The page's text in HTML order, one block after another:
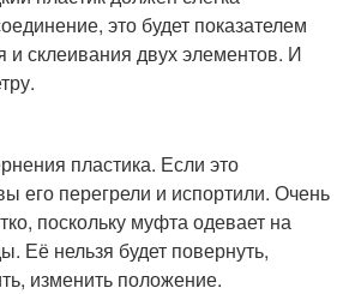
это будет показателем
и склеивания двух элементов. И
пластика. Если это
его перегрели и испортили. Очень
поскольку муфта одевает на
Её нельзя будет повернуть,
изменить положение.